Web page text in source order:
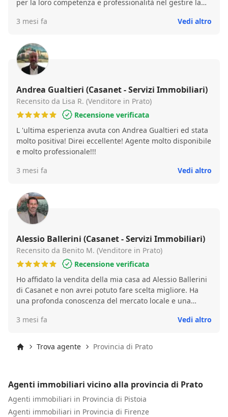
per la loro competenza e professionalità nel gestire la
3 mesi fa
Vedi altro
Andrea Gualtieri (Casanet - Servizi Immobiliari)
Recensito da Lisa R. (Venditore in Prato)
Recensione verificata
L 'ultima esperienza avuta con Andrea Gualtieri ed stata
molto positiva! Direi eccellente! Agente molto disponibile
e molto professionale!!!
3 mesi fa
Vedi altro
Alessio Ballerini (Casanet - Servizi Immobiliari)
Recensito da Benito M. (Venditore in Prato)
Recensione verificata
Ho affidato la vendita della mia casa ad Alessio Ballerini
di Casanet e non avrei potuto fare scelta migliore. Ha
una profonda conoscenza del mercato locale e una
in tempi record e al prezzo che speravamo. Un vero
cerchi serietà e risultati.
3 mesi fa Vedi altro
Trova agente Provincia di Prato
Agenti immobiliari vicino alla provincia di Prato
Agenti immobiliari in Provincia di Pistoia
Agenti immobiliari in Provincia di Firenze